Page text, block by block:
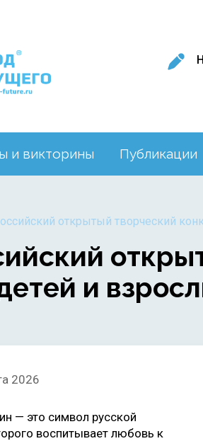
и викторины Публикации
открытый творческий
и
2026
— это символ русской
воспитывает любовь к